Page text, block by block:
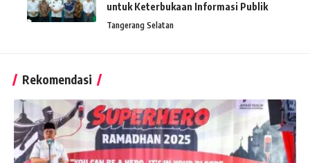
untuk Keterbukaan Informasi Publik
Tangerang Selatan
Rekomendasi